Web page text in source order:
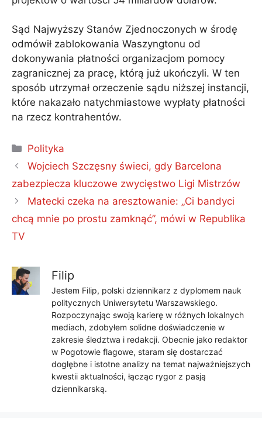
Sąd Najwyższy Stanów Zjednoczonych w środę
odmówił zablokowania Waszyngtonu od
dokonywania płatności organizacjom pomocy
zagranicznej za pracę, którą już ukończyli. W ten
sposób utrzymał orzeczenie sądu niższej instancji,
które nakazało natychmiastowe wypłaty płatności
na rzecz kontrahentów.
Kategorie
Polityka
Wojciech Szczęsny świeci, gdy Barcelona
zabezpiecza kluczowe zwycięstwo Ligi Mistrzów
Matecki czeka na aresztowanie: „Ci bandyci
chcą mnie po prostu zamknąć”, mówi w Republika
TV
Filip
Jestem Filip, polski dziennikarz z dyplomem nauk
politycznych Uniwersytetu Warszawskiego.
Rozpoczynając swoją karierę w różnych lokalnych
mediach, zdobyłem solidne doświadczenie w
zakresie śledztwa i redakcji. Obecnie jako redaktor
w Pogotowie flagowe, staram się dostarczać
dogłębne i istotne analizy na temat najważniejszych
kwestii aktualności, łącząc rygor z pasją
dziennikarską.